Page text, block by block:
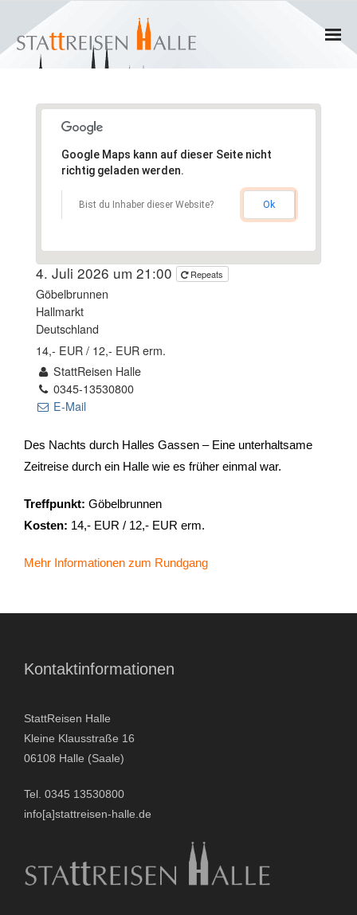
Gruppen
- Private Gruppen
- Kinder und Jugendliche
- Erlebnisführungen & Touren
- Stadtrundfahrten
- Kinder & Schulklassen
- Polizeiruf-Touren
- Firmenangebote
Gutscheine & Geschenke
- Geschenksets
- Bücher
Über StattReisen
Google Maps kann auf dieser Seite nicht
richtig geladen werden.
Bist du Inhaber dieser Website? Ok
4. Juli 2026 um 21:00 Repeats
Göbelbrunnen
Hallmarkt
Deutschland
14,- EUR / 12,- EUR erm.
StattReisen Halle
0345-13530800
E-Mail
Des Nachts durch Halles Gassen – Eine unterhaltsame
Zeitreise durch ein Halle wie es früher einmal war.
Treffpunkt: Göbelbrunnen
Kosten: 14,- EUR / 12,- EUR erm.
Mehr Informationen zum Rundgang
Kontaktinformationen
StattReisen Halle
Kleine Klausstraße 16
06108 Halle (Saale)
Tel. 0345 13530800
info[a]stattreisen-halle.de